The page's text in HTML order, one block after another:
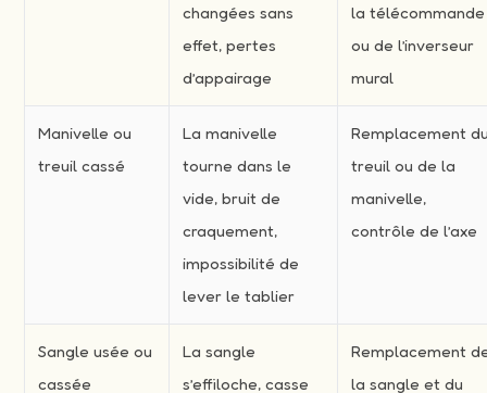
changées sans
effet, pertes
d’appairage
la télécommande
ou de l’inverseur
mural
Manivelle ou
treuil cassé
La manivelle
tourne dans le
vide, bruit de
craquement,
impossibilité de
lever le tablier
Remplacement
treuil ou de la
manivelle,
contrôle de l’axe
Sangle usée ou
cassée
La sangle
s’effiloche, casse
Remplacement
la sangle et du